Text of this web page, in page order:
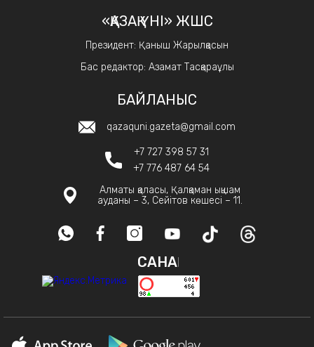
«ҚАЗАҚ ҮНІ» ЖШС
Президент: Қаныш Жарылқасын
Бас редактор: Азамат Тасқараұлы
БАЙЛАНЫС
qazaquni.gazeta@gmail.com
+7 727 398 57 31
+7 776 487 64 54
Алматы қаласы, Қалқаман ықшам
ауданы – 3, Сейітов көшесі – 11.
САНАҚ